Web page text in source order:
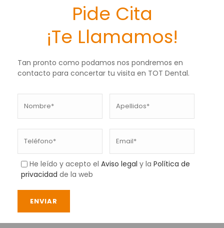
Pide Cita
¡Te Llamamos!
Tan pronto como podamos nos pondremos en
contacto para concertar tu visita en TOT Dental.
He leído y acepto el Aviso legal y la Política de
privacidad de la web